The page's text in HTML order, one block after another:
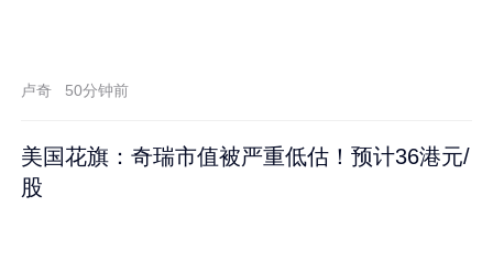
卢奇 50分钟前
美国花旗：奇瑞市值被严重低估！预计36港元/
股